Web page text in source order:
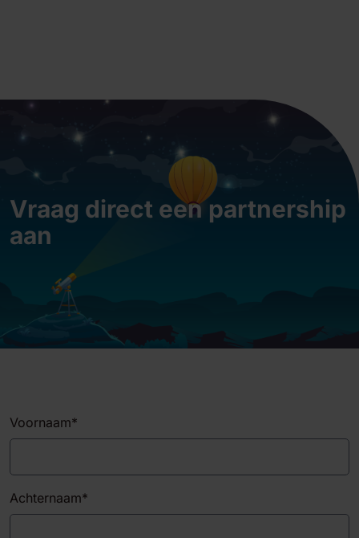
Vraag direct een partnership
aan
Voornaam*
Achternaam*